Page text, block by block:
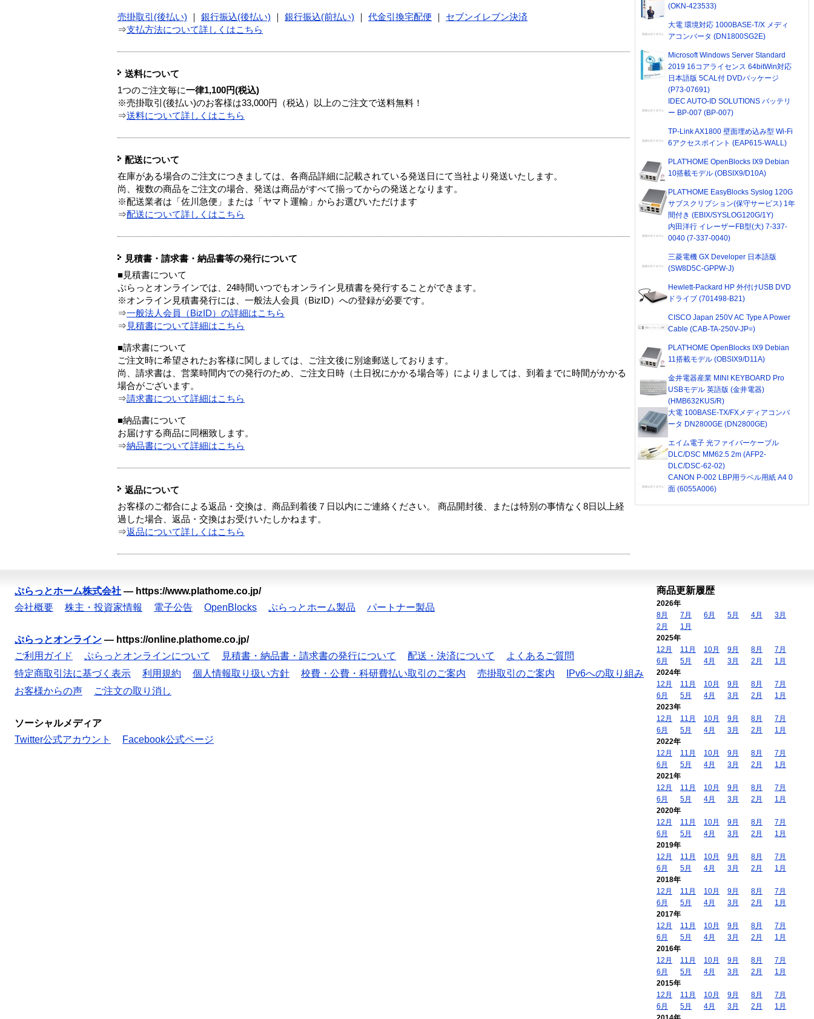
売掛取引(後払い) 銀行振込(後払い) 銀行振込(前払い) 代金引換宅配便
セブンイレブン決済
⇒支払方法について詳しくはこちら
送料について
1つのご注文毎に一律1,100円(税込)
※売掛取引(後払い)のお客様は33,000円（税込）以上のご注文で送料無料！
⇒送料について詳しくはこちら
配送について
在庫がある場合のご注文につきましては、各商品詳細に記載されている発送日にて当社より発送いたします。
尚、複数の商品をご注文の場合、発送は商品がすべて揃ってからの発送となります。
※配送業者は「佐川急便」または「ヤマト運輸」からお選びいただけます
⇒配送について詳しくはこちら
見積書・請求書・納品書等の発行について
■見積書について
ぷらっとオンラインでは、24時間いつでもオンライン見積書を発行することができます。
※オンライン見積書発行には、一般法人会員（BizID）への登録が必要です。
⇒一般法人会員（BizID）の詳細はこちら
⇒ 見積書について詳細はこちら
■請求書について
ご注文時に希望されたお客様に関しましては、ご注文後に別途郵送しております。
尚、請求書は、営業時間内での発行のため、ご注文日時（土日祝にかかる場合等）によりましては、到着までに時間がかかる
場合がございます。
⇒請求書について詳細はこちら
■納品書について
お届けする商品に同梱致します。
⇒納品書について詳細はこちら
返品について
お客様のご都合による返品・交換は、商品到着後７日以内にご連絡ください。 商品開封後、または特別の事情なく8日以上経
過した場合、返品・交換はお受けいたしかねます。
⇒返品について詳しくはこちら
(OKN-423533)
大電 環境対応 1000BASE-T/X メディ
アコンバータ (DN1800SG2E)
Microsoft Windows Server Standard
2019 16コアライセンス 64bitWin対応
日本語版 5CAL付 DVDパッケージ
(P73-07691)
IDEC AUTO-ID SOLUTIONS バッテリ
ー BP-007 (BP-007)
TP-Link AX1800 壁面埋め込み型 Wi-Fi
6アクセスポイント (EAP615-WALL)
PLAT'HOME OpenBlocks IX9 Debian
10搭載モデル (OBSIX9/D10A)
PLAT'HOME EasyBlocks Syslog 120G
サブスクリプション(保守サービス) 1年
間付き (EBIX/SYSLOG120G/1Y)
内田洋行 イレーザーFB型(大) 7-337-
0040 (7-337-0040)
三菱電機 GX Developer 日本語版
(SW8D5C-GPPW-J)
Hewlett-Packard HP 外付けUSB DVD
ドライブ (701498-B21)
CISCO Japan 250V AC Type A Power
Cable (CAB-TA-250V-JP=)
PLAT'HOME OpenBlocks IX9 Debian
11搭載モデル (OBSIX9/D11A)
金井電器産業 MINI KEYBOARD Pro
USBモデル 英語版 (金井電器)
(HMB632KUS/R)
大電 100BASE-TX/FXメディアコンバ
ータ DN2800GE (DN2800GE)
エイム電子 光ファイバーケーブル
DLC/DSC MM62.5 2m (AFP2-
DLC/DSC-62-02)
CANON P-002 LBP用ラベル用紙 A4 0
面 (6055A006)
ぷらっとホーム株式会社 — https://www.plathome.co.jp/
会社概要
株主・投資家情報 電子公告 OpenBlocks ぷらっとホーム製品 パートナー製品
ぷらっとオンライン — https://online.plathome.co.jp/
ご利用ガイド
ぷらっとオンラインについて 見積書・納品書・請求書の発行について 配送・決済について
よくあるご質問
特定商取引法に基づく表示
利用規約 個人情報取り扱い方針 校費・公費・科研費払い取引のご案内 売掛取引のご案内
IPv6への取り組み
お客様からの声
ご注文の取り消し
ソーシャルメディア
Twitter公式アカウント
Facebook公式ページ
商品更新履歴
2026年
8月
7月 6月 5月 4月
3月
2月
1月
2025年
12月
11月 10月 9月 8月
7月
6月
5月 4月 3月 2月
1月
2024年
12月
11月 10月 9月 8月
7月
6月
5月 4月 3月 2月
1月
2023年
12月
11月 10月 9月 8月
7月
6月
5月 4月 3月 2月
1月
2022年
12月
11月 10月 9月 8月
7月
6月
5月 4月 3月 2月
1月
2021年
12月
11月 10月 9月 8月
7月
6月
5月 4月 3月 2月
1月
2020年
12月
11月 10月 9月 8月
7月
6月
5月 4月 3月 2月
1月
2019年
12月
11月 10月 9月 8月
7月
6月
5月 4月 3月 2月
1月
2018年
12月
11月 10月 9月 8月
7月
6月
5月 4月 3月 2月
1月
2017年
12月
11月 10月 9月 8月
7月
6月
5月 4月 3月 2月
1月
2016年
12月
11月 10月 9月 8月
7月
6月
5月 4月 3月 2月
1月
2015年
12月
11月 10月 9月 8月
7月
6月
5月 4月 3月 2月
1月